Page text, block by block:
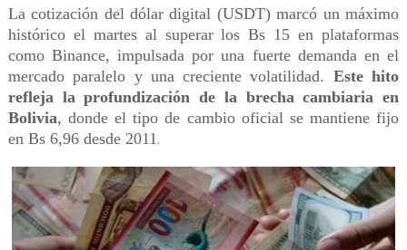
La cotización del dólar digital (USDT) marcó un máximo
histórico el martes al superar los Bs 15 en plataformas
como Binance, impulsada por una fuerte demanda en el
mercado paralelo y una creciente volatilidad. Este hito
refleja la profundización de la brecha cambiaria en
Bolivia, donde el tipo de cambio oficial se mantiene fijo
en Bs 6,96 desde 2011.